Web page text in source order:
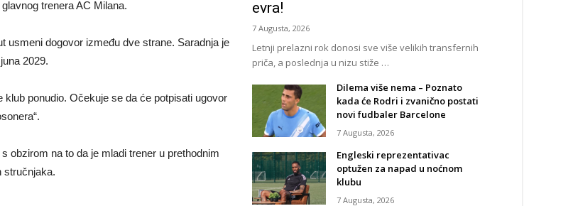
trenera AC Milana.
usmeni dogovor između dve strane. Saradnja je
2029.
ponudio. Očekuje se da će potpisati ugovor
obzirom na to da je mladi trener u prethodnim
stručnjaka.
evra!
7 Augusta, 2026
Letnji prelazni rok donosi sve više velikih transfernih
priča, a poslednja u nizu stiže …
Dilema više nema – Poznato
kada će Rodri i zvanično postati
novi fudbaler Barcelone
7 Augusta, 2026
Engleski reprezentativac
optužen za napad u noćnom
klubu
7 Augusta, 2026